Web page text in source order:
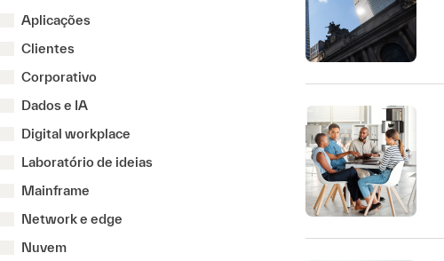
Aplicações
Clientes
Corporativo
Dados e IA
Digital workplace
Laboratório de ideias
Mainframe
Network e edge
Nuvem